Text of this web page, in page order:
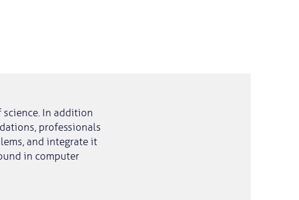
In addition
professionals
and integrate it
in computer